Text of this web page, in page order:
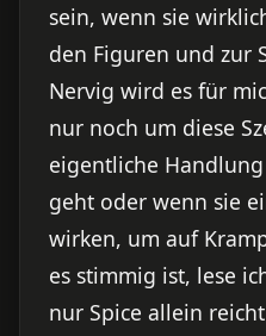
sein, wenn sie
den Figuren und zur
Nervig wird es für
nur noch um diese
eigentliche
geht oder wenn sie
wirken, um auf
es stimmig ist, lese
nur Spice allein